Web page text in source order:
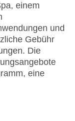
einem
und
Gebühr
Die
eine